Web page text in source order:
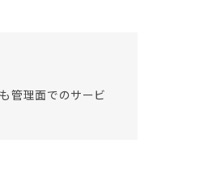
管理面でのサービ